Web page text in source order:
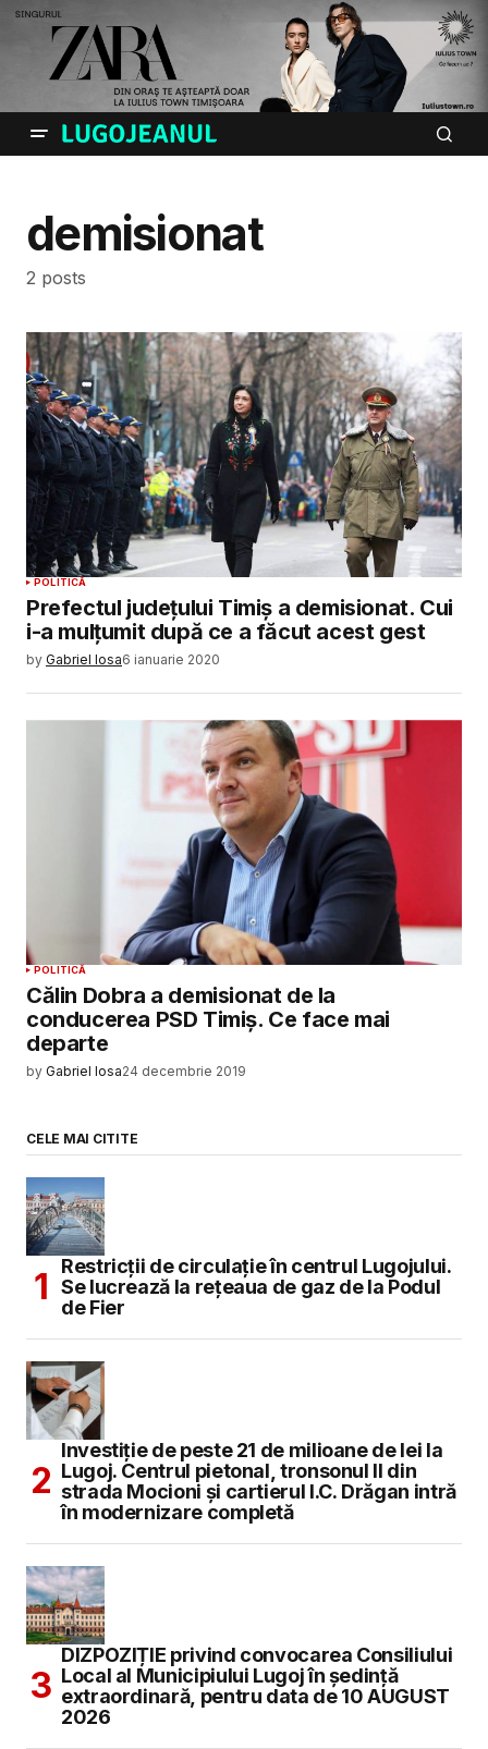
demisionat
2 posts
POLITICĂ
Prefectul judeţului Timiş a demisionat. Cui
i-a mulţumit după ce a făcut acest gest
by Gabriel Iosa6 ianuarie 2020
POLITICĂ
Călin Dobra a demisionat de la
conducerea PSD Timiș. Ce face mai
departe
by Gabriel Iosa24 decembrie 2019
CELE MAI CITITE
Restricții de circulație în centrul Lugojului.
Se lucrează la rețeaua de gaz de la Podul
de Fier
Investiție de peste 21 de milioane de lei la
Lugoj. Centrul pietonal, tronsonul II din
strada Mocioni și cartierul I.C. Drăgan intră
în modernizare completă
DIZPOZIȚIE privind convocarea Consiliului
Local al Municipiului Lugoj în şedinţă
extraordinară, pentru data de 10 AUGUST
2026